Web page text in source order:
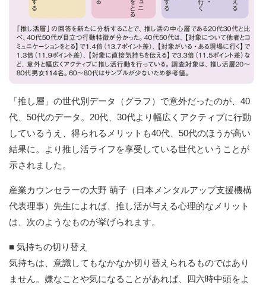
「推し層」の世代別データ（グラフ）で意外だったのが、40
代、50代のデータ。20代、30代より幅広くアクティブに行動
しているうえ、得られるメリットも40代、50代のほうが高い
結果に。より推し活ライフを享受している世代ということが
示されました。
産業カウンセラーの大野 萌子（日本メンタルアップ支援機構
代表理事）先生によれば、推し活が与える心理的なメリット
は、次のようなものが挙げられます。
■ 気持ちの切り替え
気持ちは、意識してもなかなか切り替えられるものではあり
ません。嫌なことや気になることがあれば、四六時中頭をよ